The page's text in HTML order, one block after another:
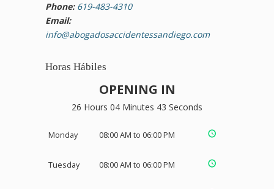
Phone: 619-483-4310
Email:
info@abogadosaccidentessandiego.com
Horas Hábiles
OPENING IN
26 Hours 04 Minutes 41 Seconds
Monday 08:00 AM to 06:00 PM
Tuesday 08:00 AM to 06:00 PM